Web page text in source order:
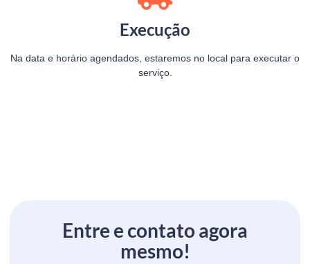
Execução
Na data e horário agendados, estaremos no local para executar o
serviço.
Entre e contato agora
mesmo!